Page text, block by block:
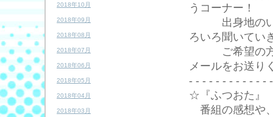
2018年10月
2018年09月
2018年08月
2018年07月
2018年06月
2018年05月
2018年04月
2018年03月
うコーナー！
出身地のいい
ろいろ聞いてい
ご希望の方は
メールをお送り
- - - - - - - - - - - -
☆『ふつおた』
番組の感想や